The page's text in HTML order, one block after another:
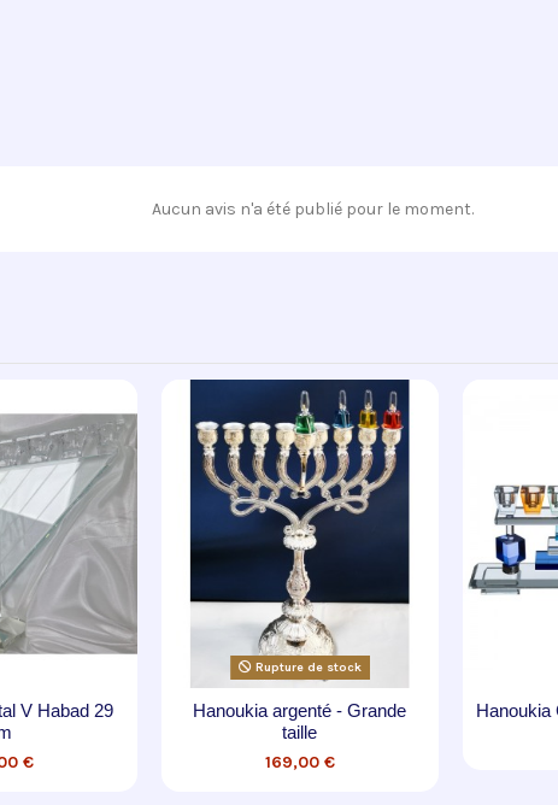
Aucun avis n'a été publié pour le moment.
Hanoukia en verre miroir et
Hanoukia Magen David Acier